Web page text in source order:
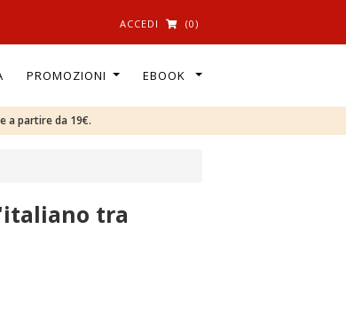
ACCEDI (0)
PROMOZIONI EBOOK
a partire da 19€.
tra